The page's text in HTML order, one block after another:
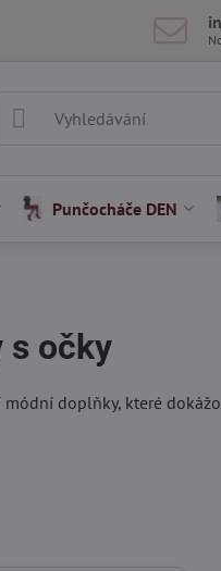
Punčocháče DEN
s očky
doplňky, které